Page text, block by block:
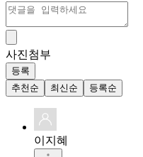
사진첨부
등록
추천순
최신순 등록순
이지혜